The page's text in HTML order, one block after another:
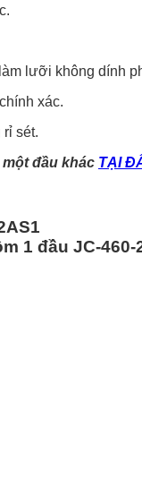
lưỡi không dính
xác.
sét.
một đầu khác TẠI
1 đầu JC-460-